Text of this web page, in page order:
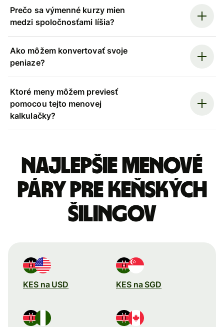
Prečo sa výmenné kurzy mien
medzi spoločnosťami líšia?
Ako môžem konvertovať svoje
peniaze?
Ktoré meny môžem previesť
pomocou tejto menovej
kalkulačky?
Najlepšie menové
páry pre Keňských
šilingov
KES na USD KES na SGD